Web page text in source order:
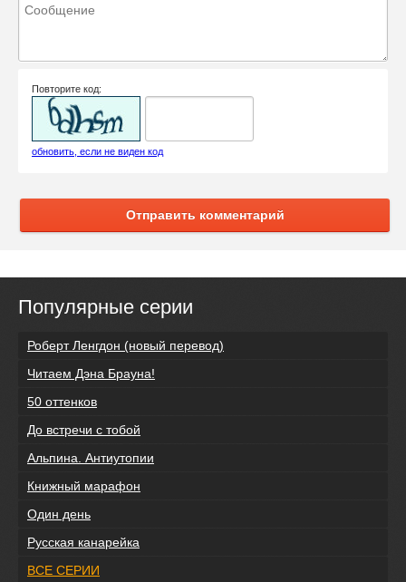
Повторите код:
обновить, если не виден код
Отправить комментарий
Популярные серии
Роберт Ленгдон (новый перевод)
Читаем Дэна Брауна!
50 оттенков
До встречи с тобой
Альпина. Антиутопии
Книжный марафон
Один день
Русская канарейка
ВСЕ СЕРИИ